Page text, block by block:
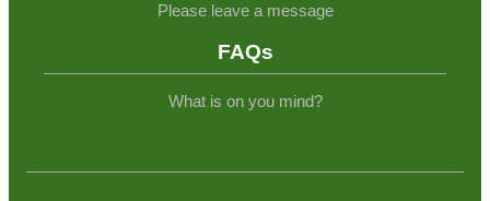
Please leave a message
FAQs
What is on you mind?